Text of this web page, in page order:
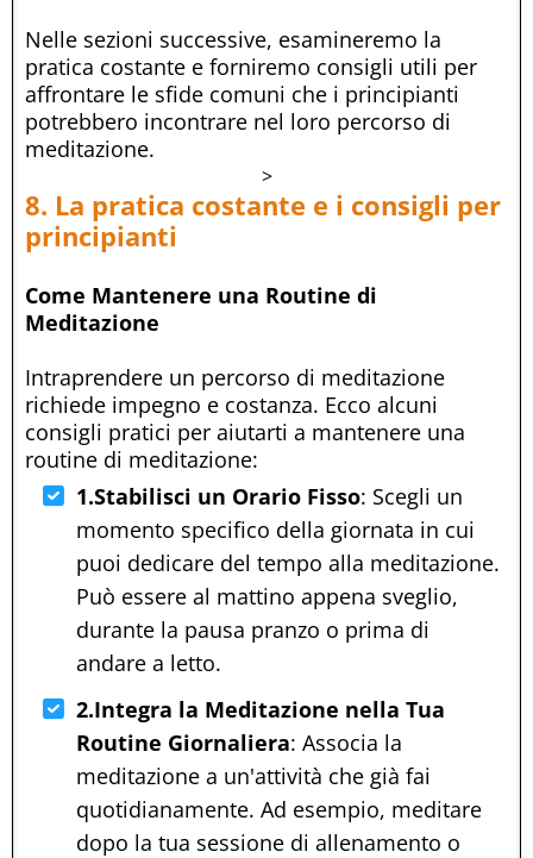
Nelle sezioni successive, esamineremo la
pratica costante e forniremo consigli utili per
affrontare le sfide comuni che i principianti
potrebbero incontrare nel loro percorso di
meditazione.
>
8. La pratica costante e i consigli per
principianti
Come Mantenere una Routine di
Meditazione
Intraprendere un percorso di meditazione
richiede impegno e costanza. Ecco alcuni
consigli pratici per aiutarti a mantenere una
routine di meditazione:
1.Stabilisci un Orario Fisso: Scegli un
momento specifico della giornata in cui
puoi dedicare del tempo alla meditazione.
Può essere al mattino appena sveglio,
durante la pausa pranzo o prima di
andare a letto.
2.Integra la Meditazione nella Tua
Routine Giornaliera: Associa la
meditazione a un'attività che già fai
quotidianamente. Ad esempio, meditare
dopo la tua sessione di allenamento o